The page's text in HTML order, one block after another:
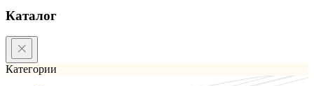
Каталог
Категории